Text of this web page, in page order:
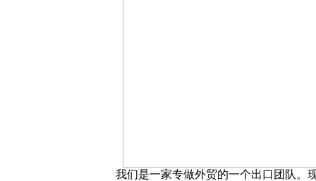
我们是一家专做外贸的一个出口团队。